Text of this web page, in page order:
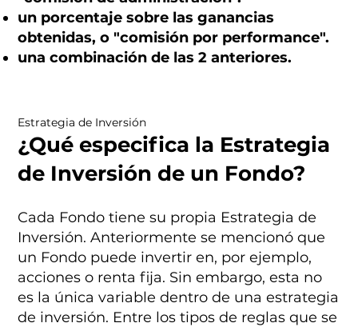
Estrategia de Inversión
¿Qué especifica la Estrategia
de Inversión de un Fondo?
Cada Fondo tiene su propia Estrategia de
Inversión. Anteriormente se mencionó que
un Fondo puede invertir en, por ejemplo,
acciones o renta fija. Sin embargo, esta no
es la única variable dentro de una estrategia
de inversión. Entre los tipos de reglas que se
un porcentaje sobre las ganancias
obtenidas, o "comisión por performance".
una combinación de las 2 anteriores.